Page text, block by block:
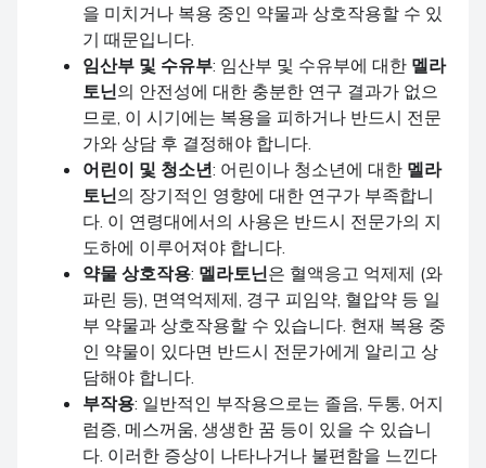
을 미치거나 복용 중인 약물과 상호작용할 수 있
기 때문입니다.
임산부 및 수유부: 임산부 및 수유부에 대한 멜라
토닌의 안전성에 대한 충분한 연구 결과가 없으
므로, 이 시기에는 복용을 피하거나 반드시 전문
가와 상담 후 결정해야 합니다.
어린이 및 청소년: 어린이나 청소년에 대한 멜라
토닌의 장기적인 영향에 대한 연구가 부족합니
다. 이 연령대에서의 사용은 반드시 전문가의 지
도하에 이루어져야 합니다.
약물 상호작용: 멜라토닌은 혈액응고 억제제 (와
파린 등), 면역억제제, 경구 피임약, 혈압약 등 일
부 약물과 상호작용할 수 있습니다. 현재 복용 중
인 약물이 있다면 반드시 전문가에게 알리고 상
담해야 합니다.
부작용: 일반적인 부작용으로는 졸음, 두통, 어지
럼증, 메스꺼움, 생생한 꿈 등이 있을 수 있습니
다. 이러한 증상이 나타나거나 불편함을 느낀다